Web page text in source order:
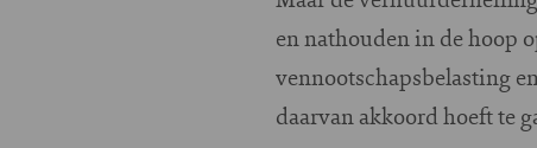
en nathouden in de hoop
vennootschapsbelasting
daarvan akkoord hoeft te